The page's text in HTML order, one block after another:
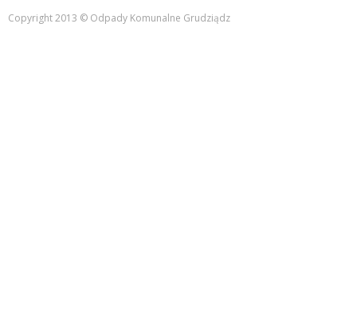
Copyright 2013 © Odpady Komunalne Grudziądz